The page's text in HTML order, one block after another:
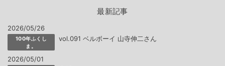
最新記事
2026/05/26
100年ふくし
ま。
vol.091 ベルボーイ 山寺伸二さん
2026/05/01